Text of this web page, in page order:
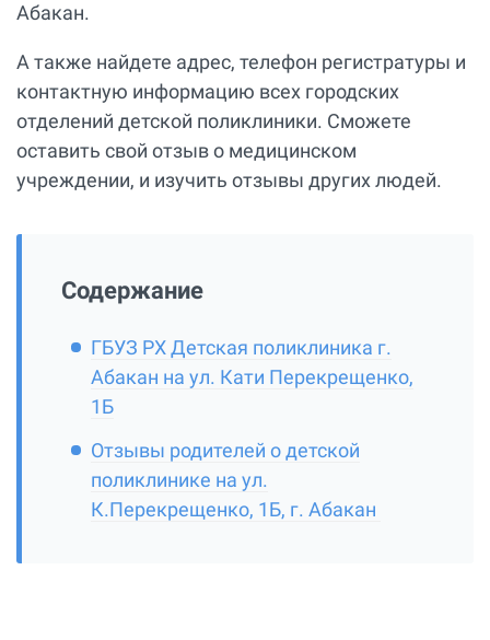
Абакан.
А также найдете адрес, телефон регистратуры и
контактную информацию всех городских
отделений детской поликлиники. Сможете
оставить свой отзыв о медицинском
учреждении, и изучить отзывы других людей.
Содержание
ГБУЗ РХ Детская поликлиника г.
Абакан на ул. Кати Перекрещенко,
1Б
Отзывы родителей о детской
поликлинике на ул.
К.Перекрещенко, 1Б, г. Абакан